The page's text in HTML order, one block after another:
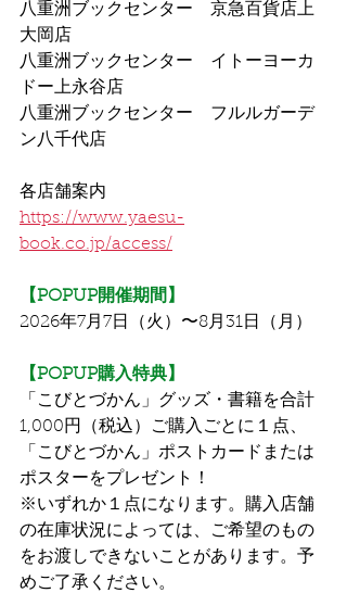
八重洲ブックセンター　京急百貨店上
大岡店
八重洲ブックセンター　イトーヨーカ
ドー上永谷店
八重洲ブックセンター　フルルガーデ
ン八千代店
各店舗案内
https://www.yaesu-
book.co.jp/access/
【POPUP開催期間】
2026年7月7日（火）〜8月31日（月）
【POPUP購入特典】
「こびとづかん」グッズ・書籍を合計
1,000円（税込）ご購入ごとに１点、
「こびとづかん」ポストカードまたは
ポスターをプレゼント！
※いずれか１点になります。購入店舗
の在庫状況によっては、ご希望のもの
をお渡しできないことがあります。予
めご了承ください。